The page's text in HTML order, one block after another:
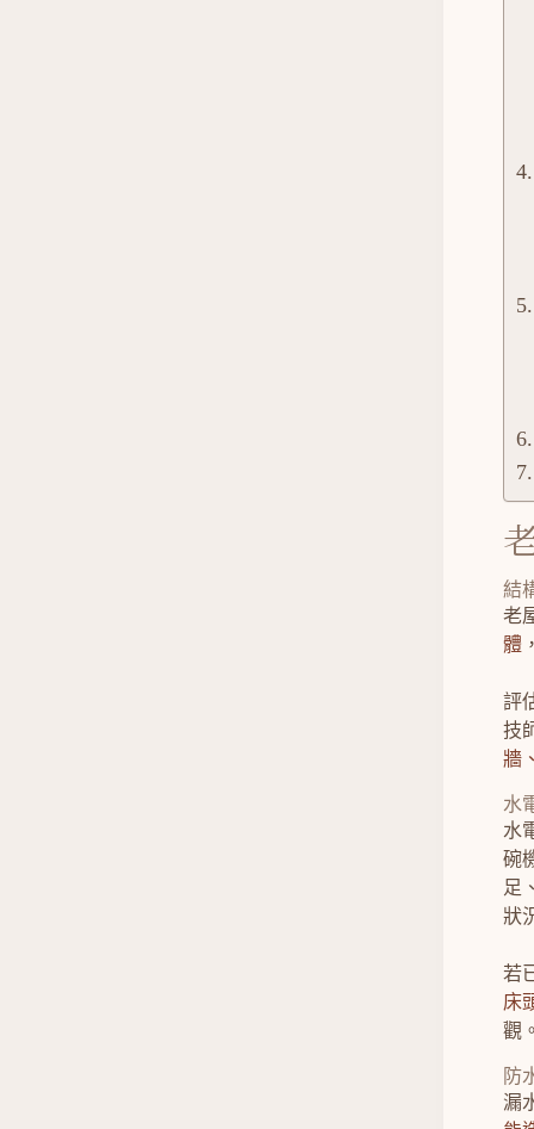
結
老
體
評
技
牆
水
水
碗
足
狀
若
床
觀
防
漏